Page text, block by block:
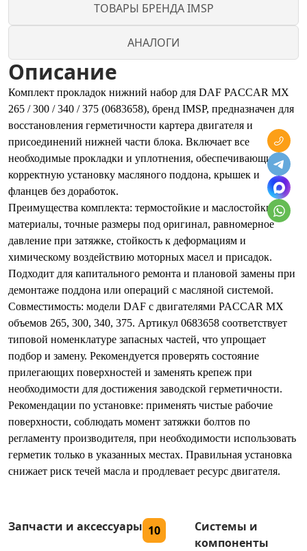
ТОВАРЫ БРЕНДА IMSP
АНАЛОГИ
Описание
Комплект прокладок нижний набор для DAF PACCAR MX
265 / 300 / 340 / 375 (0683658), бренд IMSP, предназначен для
восстановления герметичности картера двигателя и
присоединений нижней части блока. Включает все
необходимые прокладки и уплотнения, обеспечивающие
корректную установку масляного поддона, крышек и
фланцев без доработок.
Преимущества комплекта: термостойкие и маслостойкие
материалы, точные размеры под оригинал, равномерное
давление при затяжке, стойкость к деформациям и
химическому воздействию моторных масел и присадок.
Подходит для капитального ремонта и плановой замены при
демонтаже поддона или операций с масляной системой.
Совместимость: модели DAF с двигателями PACCAR MX
объемов 265, 300, 340, 375. Артикул 0683658 соответствует
типовой номенклатуре запасных частей, что упрощает
подбор и замену. Рекомендуется проверять состояние
прилегающих поверхностей и заменять крепеж при
необходимости для достижения заводской герметичности.
Рекомендации по установке: применять чистые рабочие
поверхности, соблюдать момент затяжки болтов по
регламенту производителя, при необходимости использовать
герметик только в указанных местах. Правильная установка
снижает риск течей масла и продлевает ресурс двигателя.
Запчасти и аксессуары 10
Системы и
компоненты